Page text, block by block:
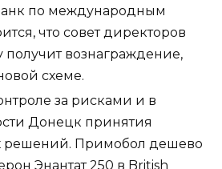
по международным
что совет директоров
получит вознаграждение,
схеме.
за рисками и в
Донецк принятия
решений. Примобол дешево
Энантат 250 в British